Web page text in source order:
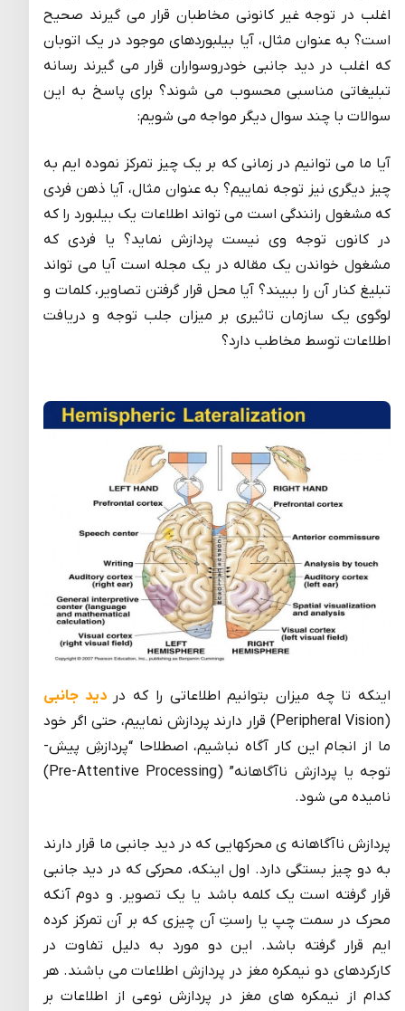
اغلب در توجه غیر کانونی مخاطبان قرار می گیرند صحیح
است؟ به عنوان مثال، آیا بیلبوردهای موجود در یک اتوبان
که اغلب در دید جانبی خودروسواران قرار می گیرند رسانه
تبلیغاتی مناسبی محسوب می شوند؟ برای پاسخ به این
سوالات با چند سوال دیگر مواجه می شویم:
آیا ما می توانیم در زمانی که بر یک چیز تمرکز نموده ایم به
چیز دیگری نیز توجه نماییم؟ به عنوان مثال، آیا ذهن فردی
که مشغول رانندگی است می تواند اطلاعات یک بیلبورد را که
در کانون توجه وی نیست پردازش نماید؟ یا فردی که
مشغول خواندن یک مقاله در یک مجله است آیا می تواند
تبلیغ کنار آن را ببیند؟ آیا محل قرار گرفتن تصاویر، کلمات و
لوگوی یک سازمان تاثیری بر میزان جلب توجه و دریافت
اطلاعات توسط مخاطب دارد؟
اینکه تا چه میزان بتوانیم اطلاعاتی را که در دید جانبی
(Peripheral Vision) قرار دارند پردازش نماییم، حتی اگر خود
ما از انجام این کار آگاه نباشیم، اصطلاحا “پردازشِ پیش-
توجه یا پردازش ناآگاهانه” (Pre-Attentive Processing)
نامیده می شود.
پردازش ناآگاهانه ی محرکهایی که در دید جانبی ما قرار دارند
به دو چیز بستگی دارد. اول اینکه، محرکی که در دید جانبی
قرار گرفته است یک کلمه باشد یا یک تصویر. و دوم آنکه
محرک در سمت چپ یا راستِ آن چیزی که بر آن تمرکز کرده
ایم قرار گرفته باشد. این دو مورد به دلیل تفاوت در
کارکردهای دو نیمکره مغز در پردازش اطلاعات می باشند. هر
کدام از نیمکره های مغز در پردازش نوعی از اطلاعات بر